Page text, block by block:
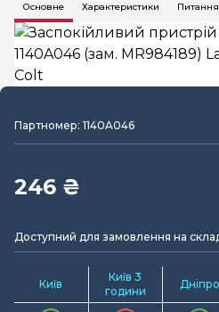
Основне Характеристики Питання
Партномер: 1140A046
246 ₴
Доступний для замовлення на
Київ
Київ 3
години
Дніпро